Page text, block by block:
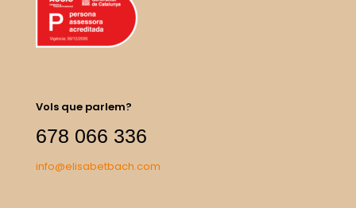
Vols que parlem?
678 066 336
info@elisabetbach.com